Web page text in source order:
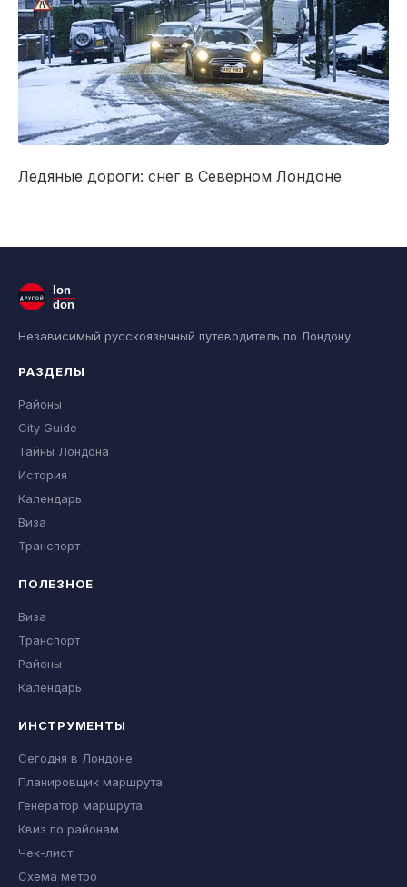
Ледяные дороги: снег в Северном Лондоне
ДРУГОЙ
lon
don
Независимый русскоязычный путеводитель по Лондону.
РАЗДЕЛЫ
Районы
City Guide
Тайны Лондона
История
Календарь
Виза
Транспорт
ПОЛЕЗНОЕ
Виза
Транспорт
Районы
Календарь
ИНСТРУМЕНТЫ
Сегодня в Лондоне
Планировщик маршрута
Генератор маршрута
Квиз по районам
Чек-лист
Схема метро